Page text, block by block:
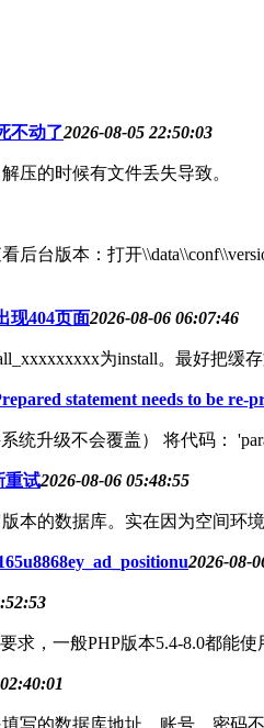
不动了2026-08-05 22:50:03
压的时候有文件丢失导致。
台版本：打开
现404页面2026-08-06 06:07:46
为install。最好把缓
statement needs to be re-
统升级不会覆盖） 将代码：
重试2026-08-06 05:48:55
本的数据库。实在因为空间环
2026-08-
求，一般PHP版本5.4-8.0都能使
写的数据库地址，账号，密码